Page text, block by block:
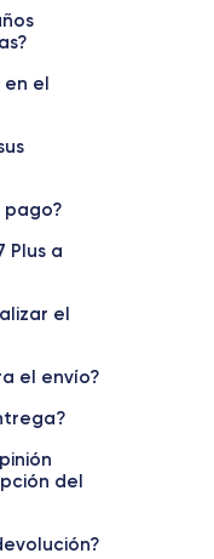
pantalla
1920 píxeles
rápida
SIM
en el
pago?
Plus a
el
el envío?
del